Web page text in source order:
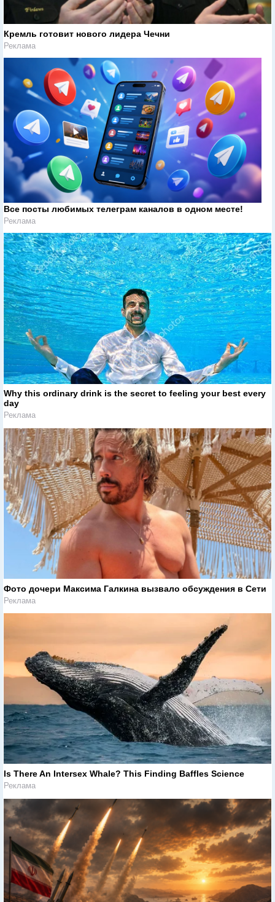
Кремль готовит нового лидера Чечни
Реклама
Все посты любимых телеграм каналов в одном месте!
Реклама
Why this ordinary drink is the secret to feeling your best every
day
Реклама
Фото дочери Максима Галкина вызвало обсуждения в Сети
Реклама
Is There An Intersex Whale? This Finding Baffles Science
Реклама